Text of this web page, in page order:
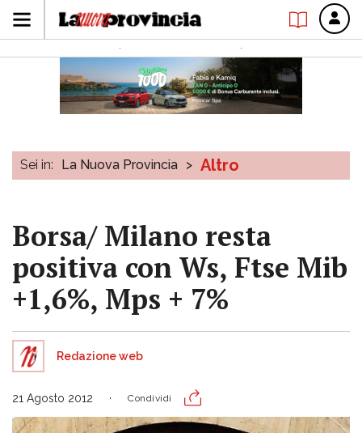
Sei in: La Nuova Provincia > Altro
Borsa/ Milano resta
positiva con Ws, Ftse Mib
+1,6%, Mps + 7%
Redazione web
21 Agosto 2012 Condividi